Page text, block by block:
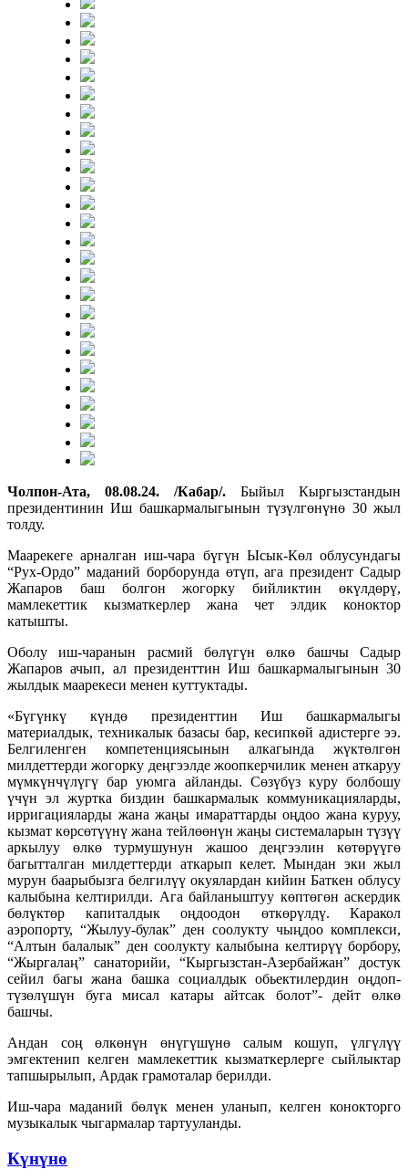
Чолпон-Ата, 08.08.24. /Кабар/. Быйыл Кыргызстандын
президентинин Иш башкармалыгынын түзүлгөнүнө 30 жыл
толду.
Маарекеге арналган иш-чара бүгүн Ысык-Көл облусундагы
“Рух-Ордо” маданий борборунда өтүп, ага президент Садыр
Жапаров баш болгон жогорку бийликтин өкүлдөрү,
мамлекеттик кызматкерлер жана чет элдик коноктор
катышты.
Оболу иш-чаранын расмий бөлүгүн өлкө башчы Садыр
Жапаров ачып, ал президенттин Иш башкармалыгынын 30
жылдык маарекеси менен куттуктады.
«Бүгүнкү күндө президенттин Иш башкармалыгы
материалдык, техникалык базасы бар, кесипкөй адистерге ээ.
Белгиленген компетенциясынын алкагында жүктөлгөн
милдеттерди жогорку деңгээлде жоопкерчилик менен аткаруу
мүмкүнчүлүгү бар уюмга айланды. Сөзүбүз куру болбошу
үчүн эл журтка биздин башкармалык коммуникацияларды,
ирригацияларды жана жаңы имараттарды оңдоо жана куруу,
кызмат көрсөтүүнү жана тейлөөнүн жаңы системаларын түзүү
аркылуу өлкө турмушунун жашоо деңгээлин көтөрүүгө
багытталган милдеттерди аткарып келет. Мындан эки жыл
мурун баарыбызга белгилүү окуялардан кийин Баткен облусу
калыбына келтирилди. Ага байланыштуу көптөгөн аскердик
бөлүктөр капиталдык оңдоодон өткөрүлдү. Каракол
аэропорту, “Жылуу-булак” ден соолукту чыңдоо комплекси,
“Алтын балалык” ден соолукту калыбына келтирүү борбору,
“Жыргалаң” санаторийи, “Кыргызстан-Азербайжан” достук
сейил багы жана башка социалдык обьектилердин оңдоп-
түзөлүшүн буга мисал катары айтсак болот”- дейт өлкө
башчы.
Андан соң өлкөнүн өнүгүшүнө салым кошуп, үлгүлүү
эмгектенип келген мамлекеттик кызматкерлерге сыйлыктар
тапшырылып, Ардак грамоталар берилди.
Иш-чара маданий бөлүк менен уланып, келген конокторго
музыкалык чыгармалар тартууланды.
Күнүнө